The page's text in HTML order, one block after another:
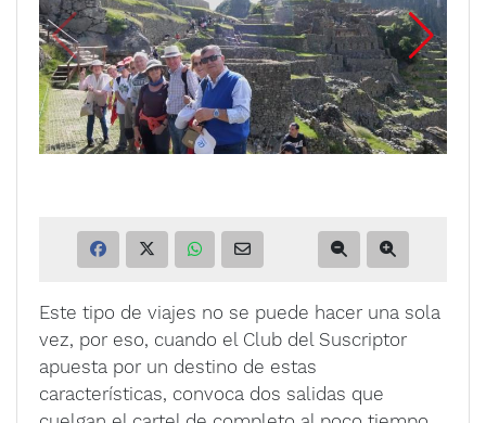
Este tipo de viajes no se puede hacer una sola
vez, por eso, cuando el Club del Suscriptor
apuesta por un destino de estas
características, convoca dos salidas que